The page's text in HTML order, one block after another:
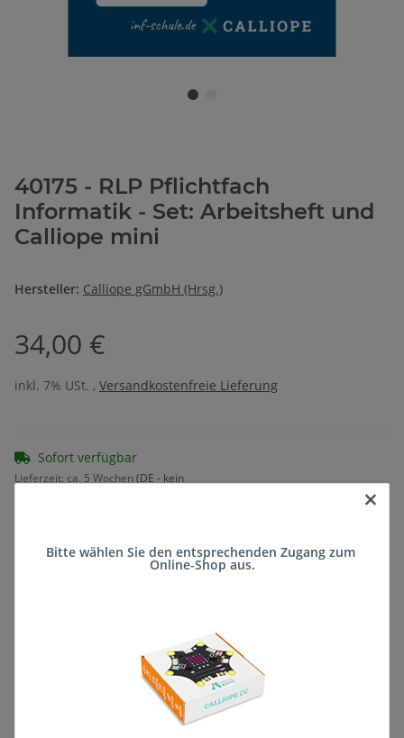
40175 - RLP Pflichtfach
Informatik - Set: Arbeitsheft und
Calliope mini
Hersteller: Calliope gGmbH (Hrsg.)
34,00 €
inkl. 7% USt. , Versandkostenfreie Lieferung
Sofort verfügbar
Lieferzeit: ca. 5 Wochen(DE - kein
Frage zum Artikel
×
Bitte wählen Sie den entsprechenden Zugang zum
Online-Shop aus.